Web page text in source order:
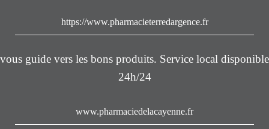
https://www.pharmacieterredargence.fr
vous guide vers les bons produits. Service local disponible
24h/24
www.pharmaciedelacayenne.fr